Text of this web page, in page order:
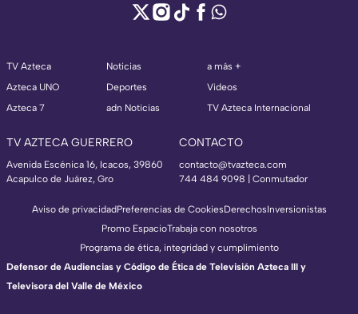
TV Azteca
Azteca UNO
Azteca 7
Noticias
Deportes
adn Noticias
a más +
Videos
TV Azteca Internacional
TV AZTECA GUERRERO
Avenida Escénica 16, Icacos, 39860
Acapulco de Juárez, Gro
CONTACTO
contacto@tvazteca.com
744 484 9098 | Conmutador
Aviso de privacidadPreferencias de CookiesDerechosInversionistas
Promo EspacioTrabaja con nosotros
Programa de ética, integridad y cumplimiento
Defensor de Audiencias y Código de Ética de Televisión Azteca III y
Televisora del Valle de México